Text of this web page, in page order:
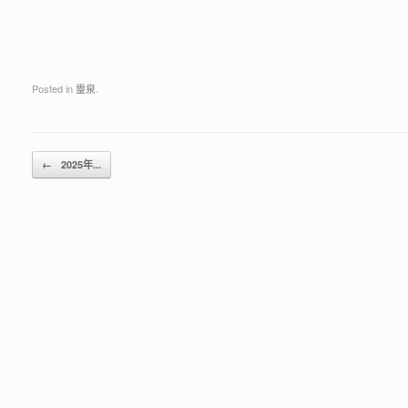
Posted in 靈泉
Post navigation
← 2025年...